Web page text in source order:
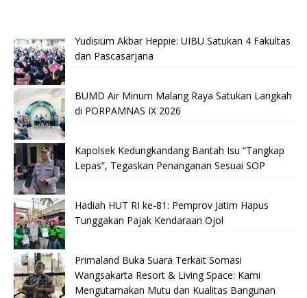
Yudisium Akbar Heppie: UIBU Satukan 4 Fakultas
dan Pascasarjana
BUMD Air Minum Malang Raya Satukan Langkah
di PORPAMNAS IX 2026
Kapolsek Kedungkandang Bantah Isu “Tangkap
Lepas”, Tegaskan Penanganan Sesuai SOP
Hadiah HUT RI ke-81: Pemprov Jatim Hapus
Tunggakan Pajak Kendaraan Ojol
Primaland Buka Suara Terkait Somasi
Wangsakarta Resort & Living Space: Kami
Mengutamakan Mutu dan Kualitas Bangunan